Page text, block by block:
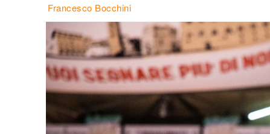
Francesco Bocchini